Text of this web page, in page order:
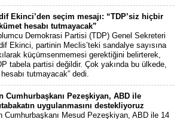
Ekinci’den seçim mesajı: “TDP’siz hiçbir
hesabı tutmayacak”
Demokrasi Partisi (TDP) Genel Sekreteri
Ekinci, partinin Meclis’teki sandalye sayısına
küçümsenmemesi gerektiğini belirterek,
tabela partisi değildir. Çok yakında bu ülkede,
tutmayacak” dedi.
Cumhurbaşkanı Pezeşkiyan, ABD ile
uygulanmasını destekliyoruz
Cumhurbaşkanı Mesud Pezeşkiyan, ABD ile 14